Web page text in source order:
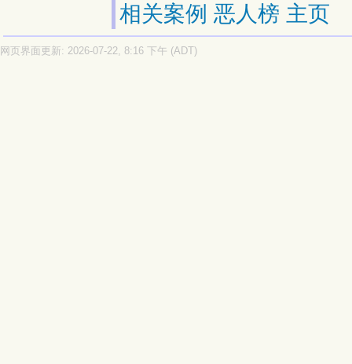
相关案例 恶人榜 主页
网页界面更新: 2026-07-22, 8:16 下午 (ADT)